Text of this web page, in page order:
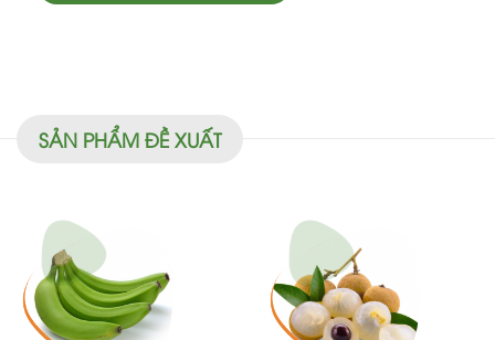
SẢN PHẨM ĐỀ XUẤT